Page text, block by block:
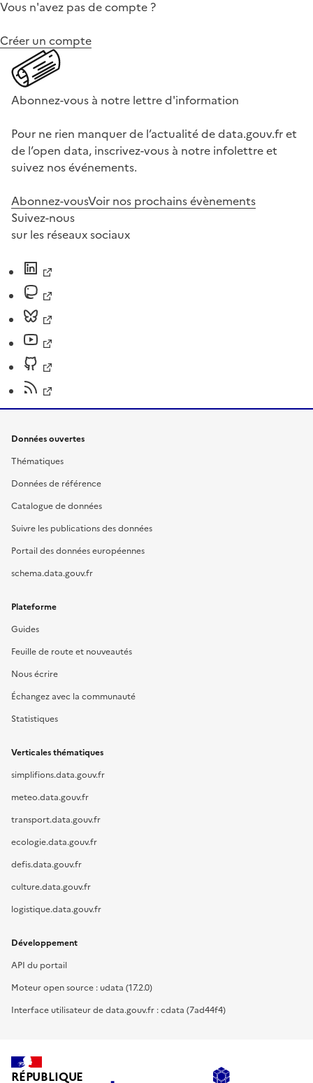
Vous n'avez pas de compte ?
Créer un compte
Abonnez-vous à notre lettre d'information
Pour ne rien manquer de l’actualité de data.gouv.fr et
de l’open data, inscrivez-vous à notre infolettre et
suivez nos événements.
Abonnez-vousVoir nos prochains évènements
Suivez-nous
sur les réseaux sociaux
Données ouvertes
Thématiques
Données de référence
Catalogue de données
Suivre les publications des données
Portail des données européennes
schema.data.gouv.fr
Plateforme
Guides
Feuille de route et nouveautés
Nous écrire
Échangez avec la communauté
Statistiques
Verticales thématiques
simplifions.data.gouv.fr
meteo.data.gouv.fr
transport.data.gouv.fr
ecologie.data.gouv.fr
defis.data.gouv.fr
culture.data.gouv.fr
logistique.data.gouv.fr
Développement
API du portail
Moteur open source : udata (17.2.0)
Interface utilisateur de data.gouv.fr : cdata (7ad44f4)
RÉPUBLIQUE